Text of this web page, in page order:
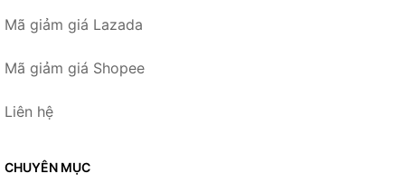
Mã giảm giá Lazada
Mã giảm giá Shopee
Liên hệ
CHUYÊN MỤC